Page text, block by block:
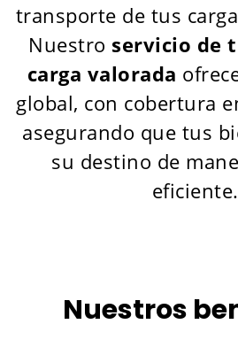
transporte de tus
Nuestro servicio de
carga valorada
global, con cobertura
asegurando que tus
su destino de
eficiente.
Nuestros